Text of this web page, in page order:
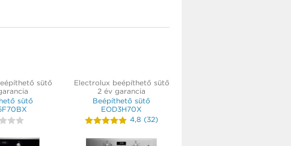
sütő
sütő
Electrolux beépíthető sütő
2 év garancia
Beépíthető sütő
EOD3H70X
4,8 (32)